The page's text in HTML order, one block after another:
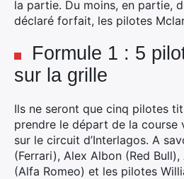
la partie. Du moins, en partie,
déclaré forfait, les pilotes
Formule 1 : 5
sur la grille
Ils ne seront que cinq pilotes
prendre le départ de la course
sur le circuit d’Interlagos. A
(Ferrari), Alex Albon (Red
(Alfa Romeo) et les pilotes